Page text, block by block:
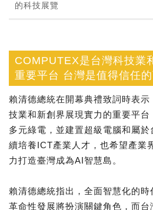
的科技展覽
COMPUTEX是台灣科技業
重要平台 台灣是值得信任
賴清德總統在開幕典禮致詞時表
技業和新創界展現實力的重要平
多元綠電，並建置超級電腦和屬
續培養ICT產業人才，也希望產業
力打造臺灣成為AI智慧島。
賴清德總統指出，全面智慧化的
革命性發展將扮演關鍵角色，而